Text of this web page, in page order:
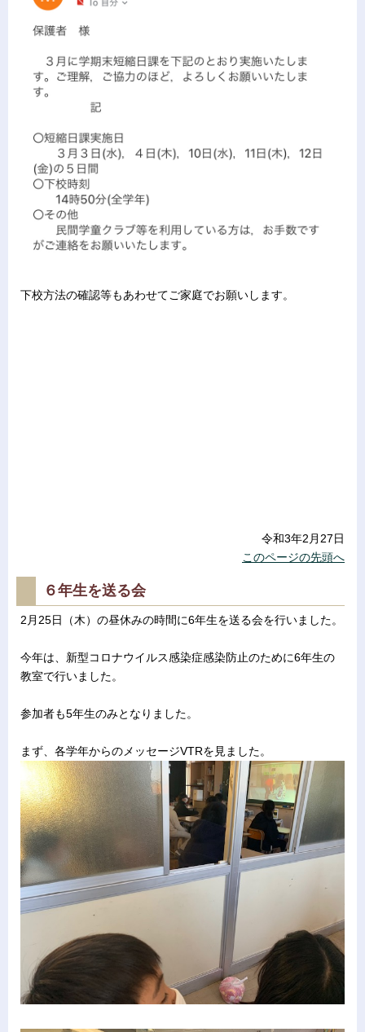
下校方法の確認等もあわせてご家庭でお願いします。
令和3年2月27日
このページの先頭へ
６年生を送る会
2月25日（木）の昼休みの時間に6年生を送る会を行いました。
今年は、新型コロナウイルス感染症感染防止のために6年生の
教室で行いました。
参加者も5年生のみとなりました。
まず、各学年からのメッセージVTRを見ました。